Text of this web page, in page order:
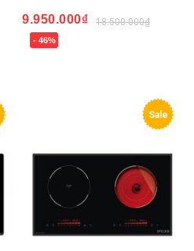
9.950.000₫ 18.500.000₫
- 46%
Sale